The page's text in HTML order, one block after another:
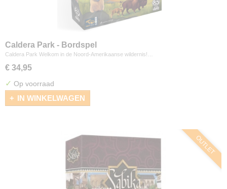
Caldera Park - Bordspel
Caldera Park Welkom in de Noord-Amerikaanse wildernis!…
€ 34,95
✓ Op voorraad
IN WINKELWAGEN
OUTLET